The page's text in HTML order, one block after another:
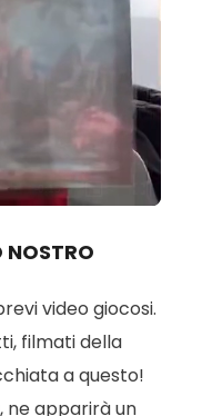
NOSTRO
video giocosi.
filmati della
a questo!
ne apparirà un